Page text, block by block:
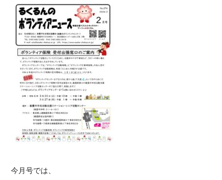
今月号では、